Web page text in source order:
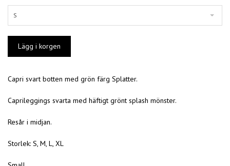
S
Capri svart botten med grön färg Splatter.
Caprileggings svarta med häftigt grönt splash mönster.
Resår i midjan.
Storlek: S, M, L, XL